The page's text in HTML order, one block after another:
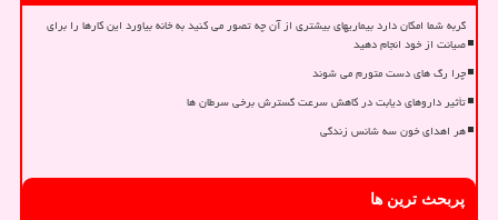
گربه شما امکان دارد بیماریهای بیشتری از آن چه تصور می کنید به خانه بیاورد این کارها را برای
صیانت از خود انجام دهید
چرا رگ های دست متورم می شوند
تأثیر داروهای دیابت در کاهش سرعت گسترش برخی سرطان ها
هر اهدای خون سه شانس زندگی
پربحث ترین ها